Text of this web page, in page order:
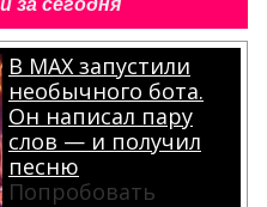
за сегодня
В MAX запустили
необычного бота.
Он написал пару
слов — и получил
песню
Попробовать